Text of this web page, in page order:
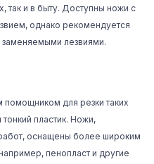
так и в быту. Доступны ножи с
однако рекомендуется
лезвиями.
помощником для резки таких
пластик. Ножи,
оснащены более широким
пенопласт и другие